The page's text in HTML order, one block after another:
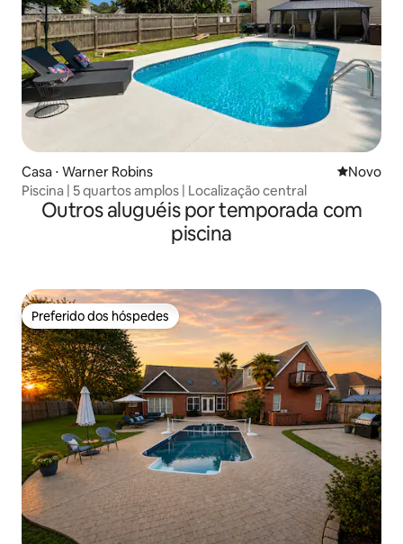
Casa ⋅ Warner Robins Novo
Novo
Piscina | 5 quartos amplos | Localização central
Outros aluguéis por temporada com
piscina
Preferido dos hóspedes
Preferido dos hóspedes